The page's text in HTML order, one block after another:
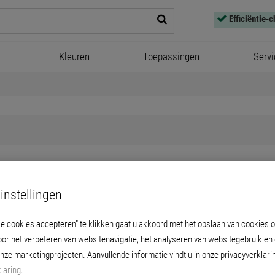
Efficiëntie-
Kleuren Toepassingen
Creativ Finolato 75
gevulde dispersieverf voor
oppervlakken binnenshuis.
cookies accepteren” te klikken gaat u akkoord met het opslaan van cookies
het verbeteren van websitenavigatie, het analyseren van websitegebruik en
marketingprojecten. Aanvullende informatie vindt u in onze
.